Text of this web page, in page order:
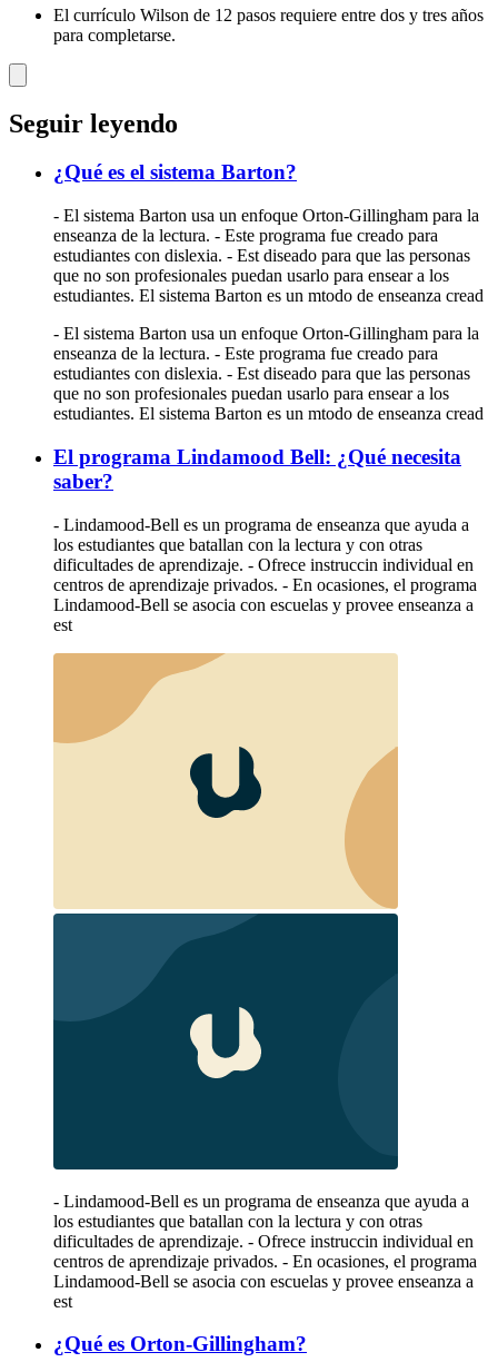
El currículo Wilson de 12 pasos requiere entre dos y tres años
para completarse.
Seguir leyendo
¿Qué es el sistema Barton?
- El sistema Barton usa un enfoque Orton-Gillingham para la
enseanza de la lectura. - Este programa fue creado para
estudiantes con dislexia. - Est diseado para que las personas
que no son profesionales puedan usarlo para ensear a los
estudiantes. El sistema Barton es un mtodo de enseanza cread
- El sistema Barton usa un enfoque Orton-Gillingham para la
enseanza de la lectura. - Este programa fue creado para
estudiantes con dislexia. - Est diseado para que las personas
que no son profesionales puedan usarlo para ensear a los
estudiantes. El sistema Barton es un mtodo de enseanza cread
El programa Lindamood Bell: ¿Qué necesita
saber?
- Lindamood-Bell es un programa de enseanza que ayuda a
los estudiantes que batallan con la lectura y con otras
dificultades de aprendizaje. - Ofrece instruccin individual en
centros de aprendizaje privados. - En ocasiones, el programa
Lindamood-Bell se asocia con escuelas y provee enseanza a
est
- Lindamood-Bell es un programa de enseanza que ayuda a
los estudiantes que batallan con la lectura y con otras
dificultades de aprendizaje. - Ofrece instruccin individual en
centros de aprendizaje privados. - En ocasiones, el programa
Lindamood-Bell se asocia con escuelas y provee enseanza a
est
¿Qué es Orton-Gillingham?